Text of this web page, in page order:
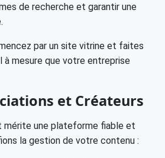
de recherche et garantir une
par un site vitrine et faites
mesure que votre entreprise
et Créateurs
mérite une plateforme fiable et
la gestion de votre contenu :